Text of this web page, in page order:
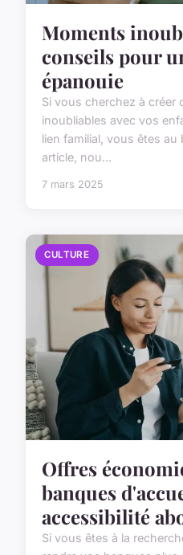
Moments
conseils pour
épanouie
Si vous cherchez à créer
inoubliables avec vos
lien familial, vous êtes
article, nou...
7 mars 2025
CULTURE
Offres
banques
accessibilité
Si vous êtes à la